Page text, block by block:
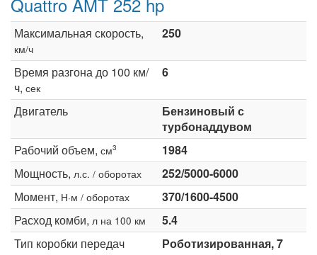
Максимальная скорость,
км/ч
250
Время разгона до 100 км/
ч, сек
6
Двигатель
Бензиновый с
турбонаддувом
Рабочий объем, см3
1984
Мощность, л.с. / оборотах
252/5000-6000
Момент, Н·м / оборотах
370/1600-4500
Расход комби, л на 100 км
5.4
Тип коробки передач
Роботизированная, 7